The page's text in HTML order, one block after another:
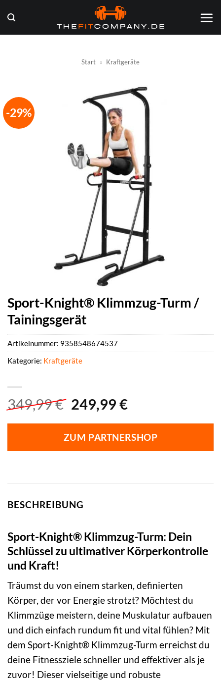
Inhalt
springen
Start » Kraftgeräte
-29%
Sport-Knight® Klimmzug-Turm /
Tainingsgerät
349,99€ Ursprünglicher
war:
349,99 €
249,99 €Aktueller
ist:
249,99 €.
ZUM PARTNERSHOP
Artikelnummer: 9358548674537
Kategorie: Kraftgeräte
BESCHREIBUNG
Sport-Knight® Klimmzug-Turm: Dein
Schlüssel zu ultimativer Körperkontrolle
und Kraft!
Träumst du von einem starken, definierten
Körper, der vor Energie strotzt? Möchtest du
Klimmzüge meistern, deine Muskulatur aufbauen
und dich einfach rundum fit und vital fühlen? Mit
dem Sport-Knight® Klimmzug-Turm erreichst du
deine Fitnessziele schneller und effektiver als je
zuvor! Dieser vielseitige und robuste